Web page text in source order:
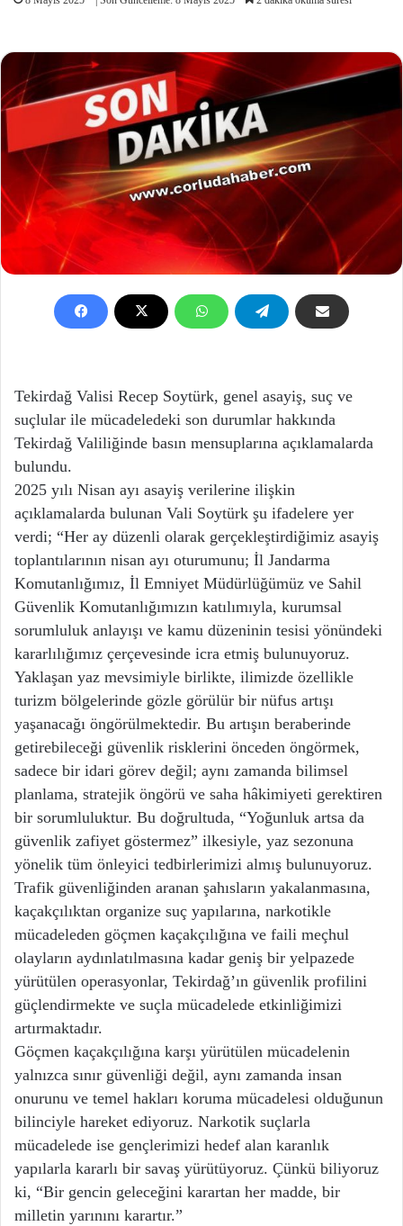
Tekirdağ Valisi Recep Soytürk, genel asayiş, suç ve
suçlular ile mücadeledeki son durumlar hakkında
Tekirdağ Valiliğinde basın mensuplarına açıklamalarda
bulundu.
2025 yılı Nisan ayı asayiş verilerine ilişkin
açıklamalarda bulunan Vali Soytürk şu ifadelere yer
verdi; “Her ay düzenli olarak gerçekleştirdiğimiz asayiş
toplantılarının nisan ayı oturumunu; İl Jandarma
Komutanlığımız, İl Emniyet Müdürlüğümüz ve Sahil
Güvenlik Komutanlığımızın katılımıyla, kurumsal
sorumluluk anlayışı ve kamu düzeninin tesisi yönündeki
kararlılığımız çerçevesinde icra etmiş bulunuyoruz.
Yaklaşan yaz mevsimiyle birlikte, ilimizde özellikle
turizm bölgelerinde gözle görülür bir nüfus artışı
yaşanacağı öngörülmektedir. Bu artışın beraberinde
getirebileceği güvenlik risklerini önceden öngörmek,
sadece bir idari görev değil; aynı zamanda bilimsel
planlama, stratejik öngörü ve saha hâkimiyeti gerektiren
bir sorumluluktur. Bu doğrultuda, “Yoğunluk artsa da
güvenlik zafiyet göstermez” ilkesiyle, yaz sezonuna
yönelik tüm önleyici tedbirlerimizi almış bulunuyoruz.
Trafik güvenliğinden aranan şahısların yakalanmasına,
kaçakçılıktan organize suç yapılarına, narkotikle
mücadeleden göçmen kaçakçılığına ve faili meçhul
olayların aydınlatılmasına kadar geniş bir yelpazede
yürütülen operasyonlar, Tekirdağ’ın güvenlik profilini
güçlendirmekte ve suçla mücadelede etkinliğimizi
artırmaktadır.
Göçmen kaçakçılığına karşı yürütülen mücadelenin
yalnızca sınır güvenliği değil, aynı zamanda insan
onurunu ve temel hakları koruma mücadelesi olduğunun
bilinciyle hareket ediyoruz. Narkotik suçlarla
mücadelede ise gençlerimizi hedef alan karanlık
yapılarla kararlı bir savaş yürütüyoruz. Çünkü biliyoruz
ki, “Bir gencin geleceğini karartan her madde, bir
milletin yarınını karartır.”